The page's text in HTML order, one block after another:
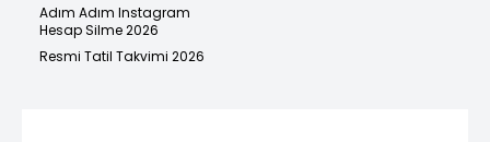
Adım Adım Instagram
Hesap Silme 2026
Resmi Tatil Takvimi 2026